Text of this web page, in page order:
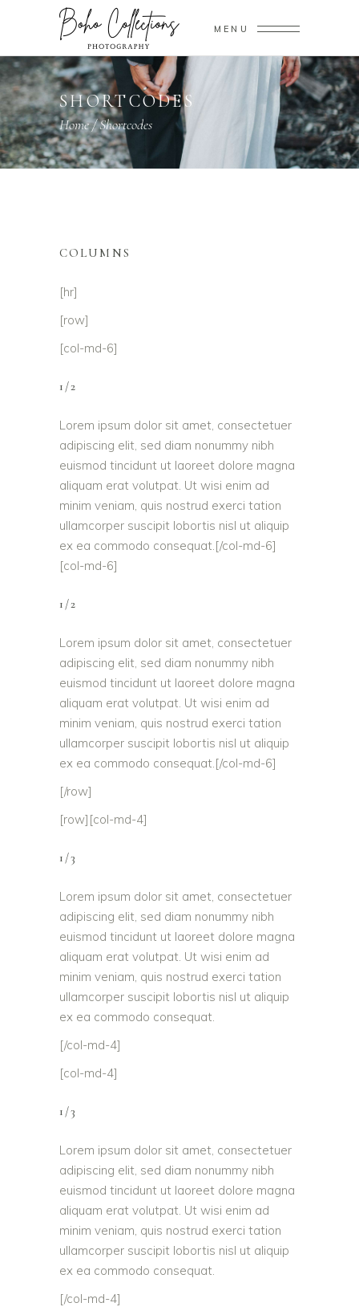
MENU
SHORTCODES
Home/Shortcodes
COLUMNS
[hr]
[row]
[col-md-6]
1/2
Lorem ipsum dolor sit amet, consectetuer
adipiscing elit, sed diam nonummy nibh
euismod tincidunt ut laoreet dolore magna
aliquam erat volutpat. Ut wisi enim ad
minim veniam, quis nostrud exerci tation
ullamcorper suscipit lobortis nisl ut aliquip
ex ea commodo consequat.[/col-md-6]
[col-md-6]
1/2
Lorem ipsum dolor sit amet, consectetuer
adipiscing elit, sed diam nonummy nibh
euismod tincidunt ut laoreet dolore magna
aliquam erat volutpat. Ut wisi enim ad
minim veniam, quis nostrud exerci tation
ullamcorper suscipit lobortis nisl ut aliquip
ex ea commodo consequat.[/col-md-6]
[/row]
[row][col-md-4]
1/3
Lorem ipsum dolor sit amet, consectetuer
adipiscing elit, sed diam nonummy nibh
euismod tincidunt ut laoreet dolore magna
aliquam erat volutpat. Ut wisi enim ad
minim veniam, quis nostrud exerci tation
ullamcorper suscipit lobortis nisl ut aliquip
ex ea commodo consequat.
[/col-md-4]
[col-md-4]
1/3
Lorem ipsum dolor sit amet, consectetuer
adipiscing elit, sed diam nonummy nibh
euismod tincidunt ut laoreet dolore magna
aliquam erat volutpat. Ut wisi enim ad
minim veniam, quis nostrud exerci tation
ullamcorper suscipit lobortis nisl ut aliquip
ex ea commodo consequat.
[/col-md-4]